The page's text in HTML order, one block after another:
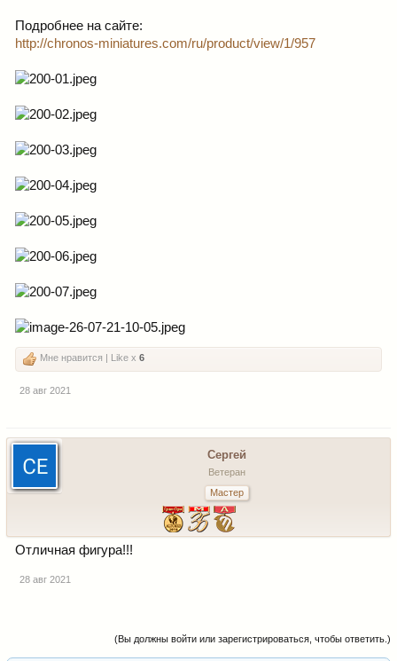
Подробнее на сайте:
http://chronos-miniatures.com/ru/product/view/1/957
Мне нравится | Like x 6
28 авг 2021
Сергей
Ветеран
Мастер
Отличная фигура!!!
28 авг 2021
(Вы должны войти или зарегистрироваться, чтобы ответить.)